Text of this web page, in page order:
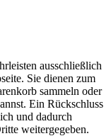
ausschließlich
Sie dienen zum
sammeln oder
Ein Rückschluss
und dadurch
weitergegeben.